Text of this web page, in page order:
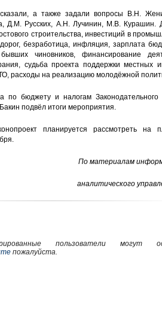
а также задали вопросы В.Н.
Д.М. Русских, А.Н. Лучинин, М.В. Курашин.
строительства, инвестиций в
безработица, инфляция, зарплата
чиновников, финансирование
судьба проекта поддержки местных
расходы на реализацию молодёжной
по бюджету и налогам Законодательного
подвёл итоги мероприятия.
планируется рассмотреть на
По материалам
аналитического
пользователи могут
пожалуйста.